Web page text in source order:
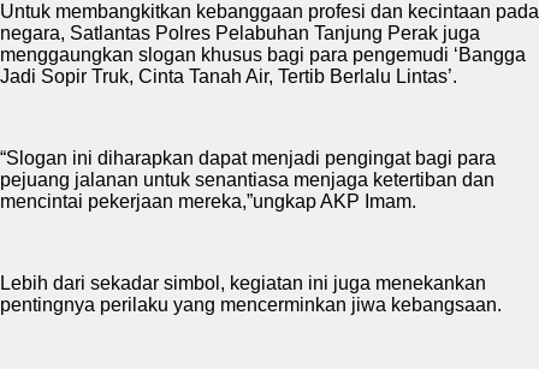
Untuk membangkitkan kebanggaan profesi dan kecintaan pada
negara, Satlantas Polres Pelabuhan Tanjung Perak juga
menggaungkan slogan khusus bagi para pengemudi ‘Bangga
Jadi Sopir Truk, Cinta Tanah Air, Tertib Berlalu Lintas’.
“Slogan ini diharapkan dapat menjadi pengingat bagi para
pejuang jalanan untuk senantiasa menjaga ketertiban dan
mencintai pekerjaan mereka,”ungkap AKP Imam.
Lebih dari sekadar simbol, kegiatan ini juga menekankan
pentingnya perilaku yang mencerminkan jiwa kebangsaan.